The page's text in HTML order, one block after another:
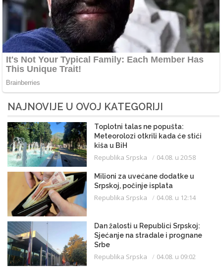
NAJNOVIJE U OVOJ KATEGORIJI
Toplotni talas ne popušta:
Meteorolozi otkrili kada će stići
kiša u BiH
Republika Srpska 04.08. u 20:58
Milioni za uvećane dodatke u
Srpskoj, počinje isplata
Republika Srpska 04.08. u 12:14
Dan žalosti u Republici Srpskoj:
Sjećanje na stradale i prognane
Srbe
Republika Srpska 04.08. u 09:02